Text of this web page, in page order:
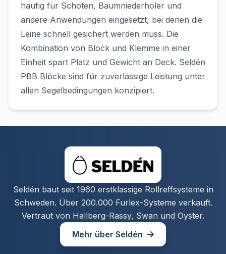
häufig für Schoten, Baumniederholer und
andere Anwendungen eingesetzt, bei denen die
Leine schnell gesichert werden muss. Die
Kombination von Block und Klemme in einer
Einheit spart Platz und Gewicht an Deck. Seldén
PBB Blöcke sind für zuverlässige Leistung unter
allen Segelbedingungen konzipiert.
Seldén baut seit 1960 erstklassige Rollreffsysteme in
Schweden. Über 200.000 Furlex-Systeme verkauft.
Vertraut von Hallberg-Rassy, Swan und Oyster.
Mehr über Seldén